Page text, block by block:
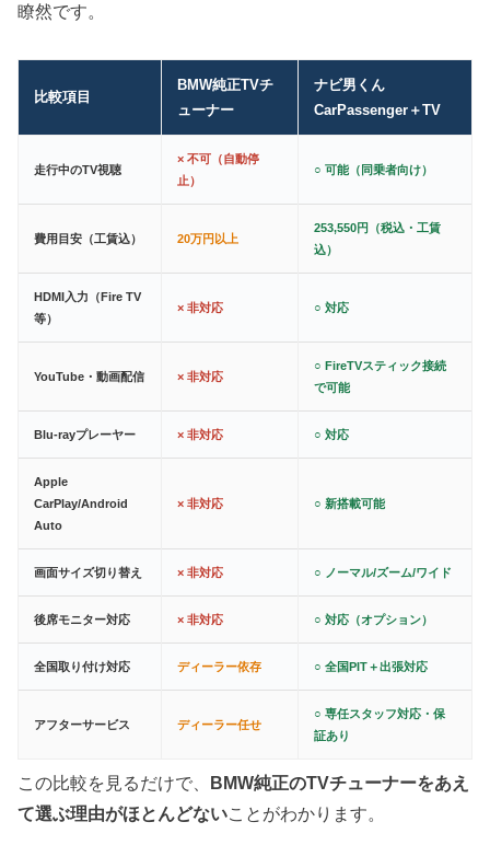
瞭然です。
比較項目
BMW純正TVチ
ューナー
ナビ男くん
CarPassenger＋TV
走行中のTV視聴
× 不可（自動停
止）
○ 可能（同乗者向け）
費用目安（工賃込） 20万円以上
253,550円（税込・工賃
込）
HDMI入力（Fire TV
等）
× 非対応 ○ 対応
YouTube・動画配信 × 非対応
○ FireTVスティック接続
で可能
Blu-rayプレーヤー × 非対応 ○ 対応
Apple
CarPlay/Android
Auto
× 非対応 ○ 新搭載可能
画面サイズ切り替え × 非対応 ○ ノーマル/ズーム/ワイド
後席モニター対応 × 非対応 ○ 対応（オプション）
全国取り付け対応 ディーラー依存 ○ 全国PIT＋出張対応
アフターサービス ディーラー任せ
○ 専任スタッフ対応・保
証あり
この比較を見るだけで、
BMW純正のTVチューナーをあえ
て選ぶ理由がほとんどないことがわかります。